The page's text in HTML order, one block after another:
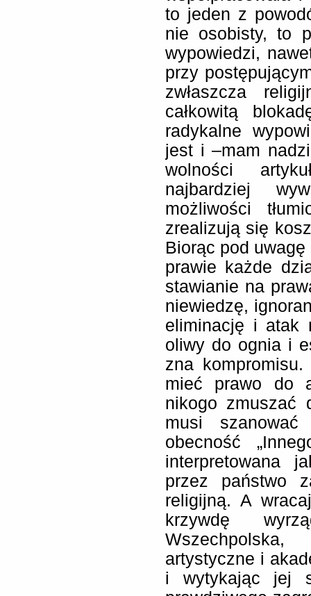
to jeden z
nie osobisty, to
wypowiedzi,
przy
zwłaszcza
całkowitą
radykalne
jest i –mam
wolności
najbardziej
możliwości
zrealizują się
Biorąc pod uwagę
prawie każde
stawianie na
niewiedzę,
eliminację i atak
oliwy do ognia i
zna
mieć prawo do
nikogo zmuszać
musi
obecność
interpretowana
przez państwo
religijną. A
krzywdę
artystyczne i
i wytykając jej